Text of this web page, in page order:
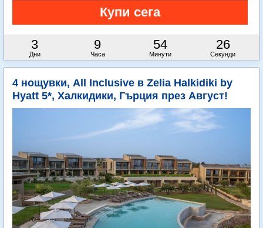
3
Дни
9
Часа
54
Минути
25
Секунди
4 нощувки, All Inclusive в Zelia Halkidiki by
Hyatt 5*, Халкидики, Гърция през Август!